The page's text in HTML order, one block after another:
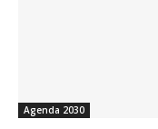
Agenda 2030